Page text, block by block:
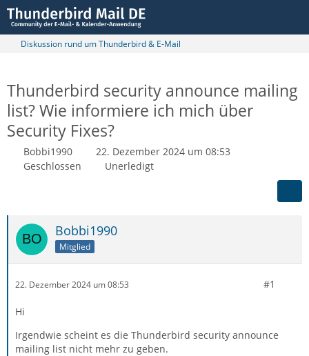
Diskussion rund um Thunderbird & E-Mail
Thunderbird security announce mailing
list? Wie informiere ich mich über
Security Fixes?
Bobbi1990
22. Dezember 2024 um 08:53
Geschlossen
Unerledigt
Bobbi1990
Mitglied
22. Dezember 2024 um 08:53 #1
Hi
Irgendwie scheint es die Thunderbird security announce
mailing list nicht mehr zu geben.